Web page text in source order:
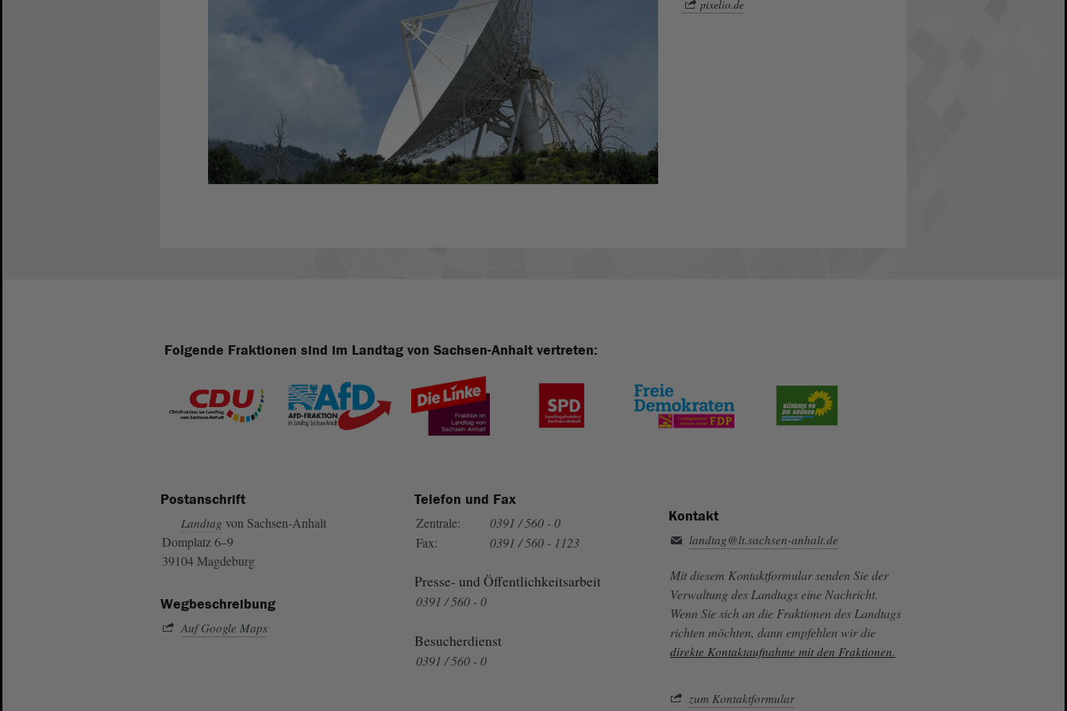
pixelio.de
Folgende Fraktionen sind im Landtag von Sachsen-Anhalt vertreten:
Postanschrift
Landtag von Sachsen-Anhalt
Domplatz 6–9
39104 Magdeburg
Wegbeschreibung
Auf Google Maps
Telefon und Fax
Zentrale:
0391 / 560 - 0
Fax:
0391 / 560 - 1123
Presse- und Öffentlichkeitsarbeit
0391 / 560 - 0
Besucherdienst
0391 / 560 - 0
Kontakt
landtag@lt.sachsen-anhalt.de
Mit diesem Kontaktformular senden Sie der
Verwaltung des Landtags eine Nachricht.
Wenn Sie sich an die Fraktionen des Landtags
richten möchten, dann empfehlen wir die
direkte Kontaktaufnahme mit den Fraktionen.
zum Kontaktformular